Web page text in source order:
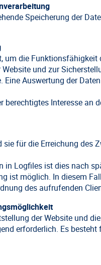
Speicherung der
um die
und zur
Auswertung der
berechtigtes Interesse an
für die Erreichung des
in Logfiles ist dies nach
ist möglich. In diesem
des aufrufenden
der Website und
erforderlich. Es